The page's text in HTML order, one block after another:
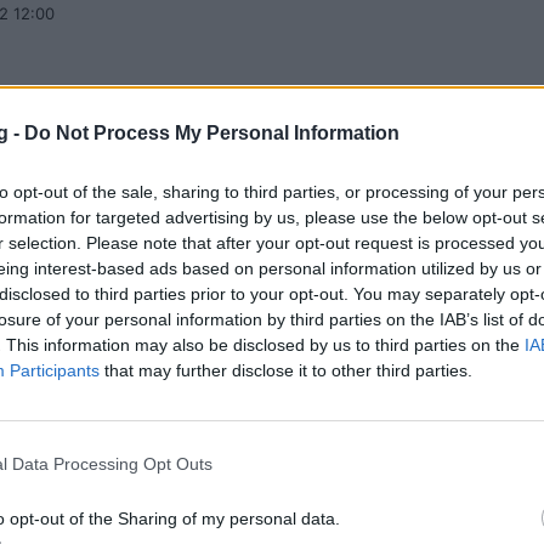
- Do Not Process My Personal Information
opt-out of the sale, sharing to third parties, or processing of your
for targeted advertising by us, please use the below opt-out
selection. Please note that after your opt-out request is processed
interest-based ads based on personal information utilized by us
to third parties prior to your opt-out. You may separately
of your personal information by third parties on the IAB’s list of
This information may also be disclosed by us to third parties on the
Participants that may further disclose it to other third parties.
Data Processing Opt Outs
opt-out of the Sharing of my personal data.
12:00
της αναμέτρησης
Μίτσιτς εκτέλεσε τον Ολυμπιακό και έδωσε την
Final Four της Euroleague στην Αναντολού Εφές
Final Four 2022: Ο τελικός που δεν θα
του OnSports θυμούνται τον τελικό του Final 4 της